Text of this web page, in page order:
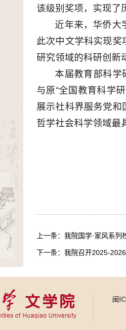
该级别奖项，实现了
近年来，华侨大
此次中文学科实现
研究领域的科研创新
本届教育部科学
与原“全国教育科学
展示社科界服务党
哲学社会科学领域最
上一条： 我院国学·家风系列
下一条： 我院召开2025-
闽